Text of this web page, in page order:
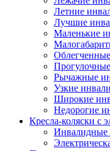
Летние
Лучшие
Маленькие
Рычажные
Узкие
Широкие
Недорогие
Кресла-коляски с
Инвалидные